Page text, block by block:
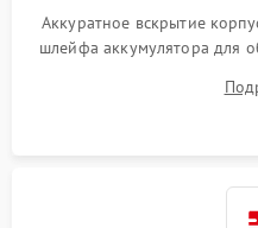
Аккуратное вскрытие
шлейфа аккумулятора для
высохшей